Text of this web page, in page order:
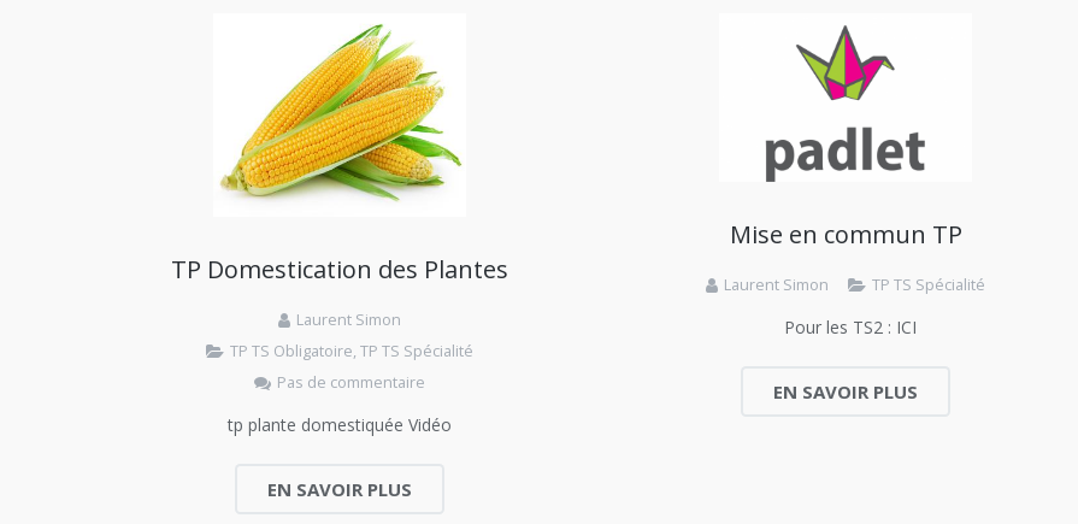
TP Domestication des Plantes
Laurent Simon
TP TS Obligatoire, TP TS Spécialité
Pas de commentaire
tp plante domestiquée Vidéo
EN SAVOIR PLUS
Mise en commun TP
Laurent Simon TP TS Spécialité
Pour les TS2 : ICI
EN SAVOIR PLUS